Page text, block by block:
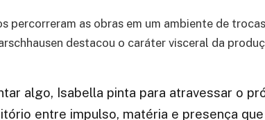
percorreram as obras em um ambiente de
destacou o caráter visceral da
algo, Isabella pinta para atravessar o
entre impulso, matéria e presença que